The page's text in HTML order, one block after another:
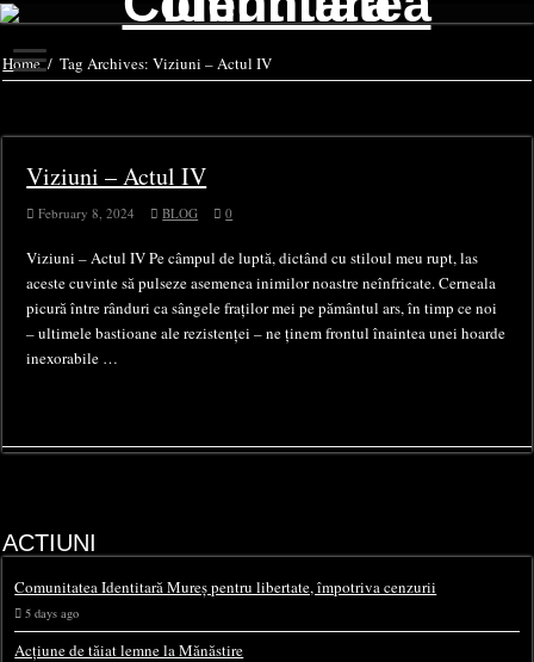
Home / Tag Archives: Viziuni – Actul IV
Viziuni – Actul IV
February 8, 2024 BLOG 0
Viziuni – Actul IV Pe câmpul de luptă, dictând cu stiloul meu rupt, las
aceste cuvinte să pulseze asemenea inimilor noastre neînfricate. Cerneala
picură între rânduri ca sângele fraților mei pe pământul ars, în timp ce noi
– ultimele bastioane ale rezistenței – ne ținem frontul înaintea unei hoarde
inexorabile …
ACTIUNI
Comunitatea Identitară Mureș pentru libertate, împotriva cenzurii
5 days ago
Acțiune de tăiat lemne la Mănăstire